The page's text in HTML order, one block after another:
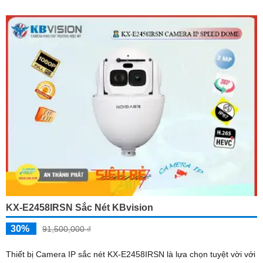
KX-E2458IRSN Sắc Nét KBvision
30% 91,500,000 ₫
Thiết bị Camera IP sắc nét KX-E2458IRSN là lựa chọn tuyệt vời với